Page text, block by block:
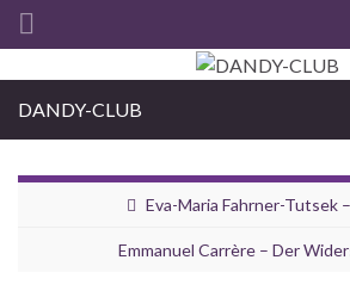
Search for:
DANDY-CLUB
Eva-Maria Fahrner-Tutsek
Emmanuel Carrère – Der